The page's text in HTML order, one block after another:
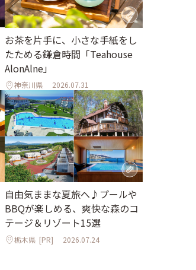
お茶を片手に、小さな手紙をし
たためる鎌倉時間「Teahouse
AlonAlne」
神奈川県 2026.07.31
自由気ままな夏旅へ♪プールや
BBQが楽しめる、爽快な森のコ
テージ＆リゾート15選
栃木県[PR] 2026.07.24